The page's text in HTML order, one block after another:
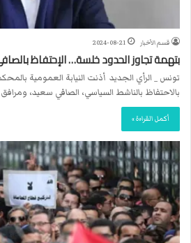
قسم الأخبار 2024-08-21
بتهمة تجاوز الحدود خلسة… الإحتفاظ
تونس _ الرأي الجديد أذنت النيابة العمومية
بالاحتفاظ بالناشط السياسي، الصافي سعيد،
أكمل القراءة »